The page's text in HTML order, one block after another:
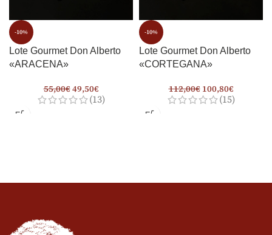
-10%
Lote Gourmet Don Alberto
«ARACENA»
55,00€49,50€
(13)
-10%
Lote Gourmet Don Alberto
«CORTEGANA»
112,00€ 100,80€
(15)